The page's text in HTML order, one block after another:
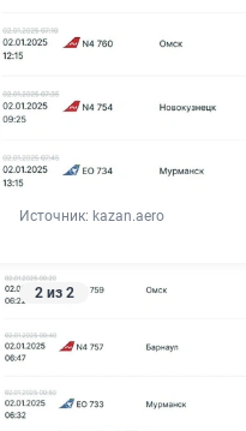
Источник: kazan.aero
2 из 2